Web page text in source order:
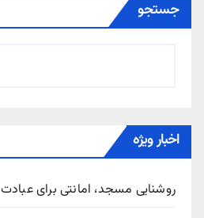
جستجو
اخبار ویژه
روشنایی مسجد، امانتی برای عبادت